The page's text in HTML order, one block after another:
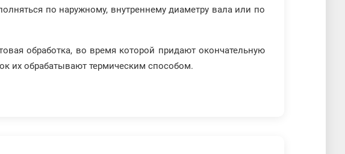
по наружному, внутреннему диаметру вала или по
обработка, во время которой придают окончательную
их обрабатывают термическим способом.